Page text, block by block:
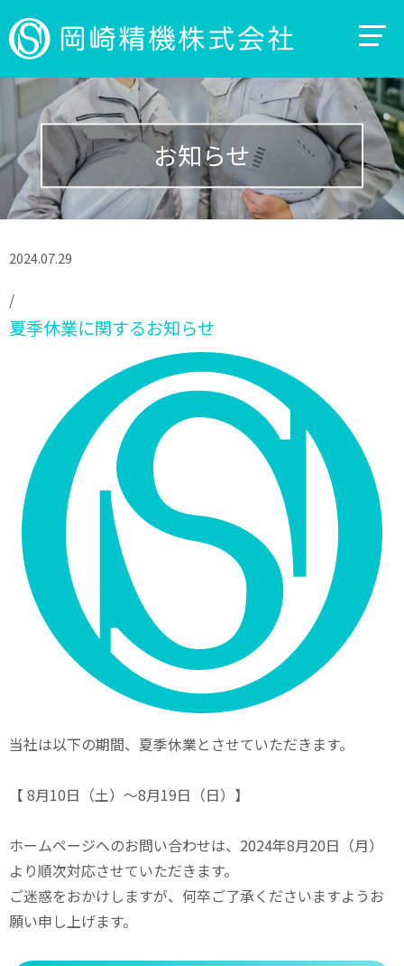
お知らせ
2024.07.29
/
夏季休業に関するお知らせ
当社は以下の期間、夏季休業とさせていただきます。
【 8月10日（土）～8月19日（日）】
ホームページへのお問い合わせは、2024年8月20日（月）
より順次対応させていただきます。
ご迷惑をおかけしますが、何卒ご了承くださいますようお
願い申し上げます。